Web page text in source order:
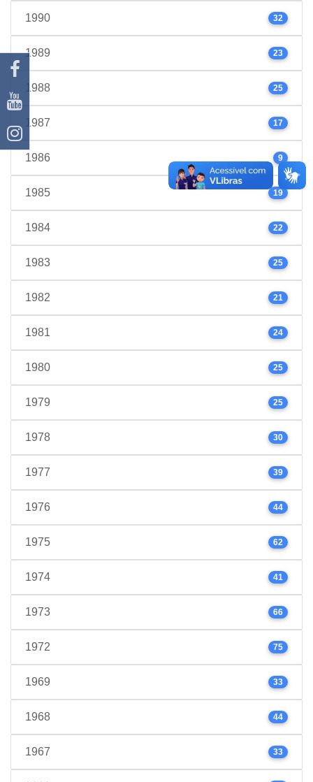
1990 32
1989 23
1988 25
1987 17
1986 9
1985 19
1984 22
1983 25
1982 21
1981 24
1980 25
1979 25
1978 30
1977 39
1976 44
1975 62
1974 41
1973 66
1972 75
1969 33
1968 44
1967 33